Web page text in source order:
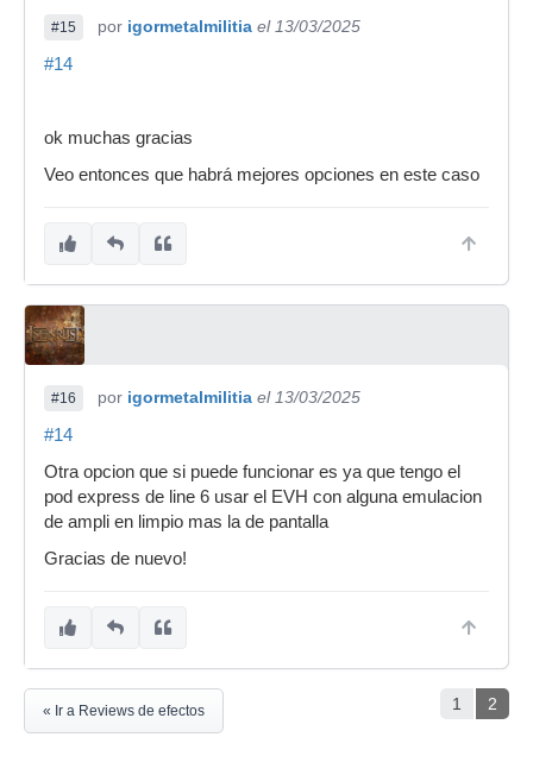
#15 por igormetalmilitia el 13/03/2025
#14
ok muchas gracias
Veo entonces que habrá mejores opciones en este caso
#16 por igormetalmilitia el 13/03/2025
#14
Otra opcion que si puede funcionar es ya que tengo el
pod express de line 6 usar el EVH con alguna emulacion
de ampli en limpio mas la de pantalla
Gracias de nuevo!
1 2
« Ir a Reviews de efectos